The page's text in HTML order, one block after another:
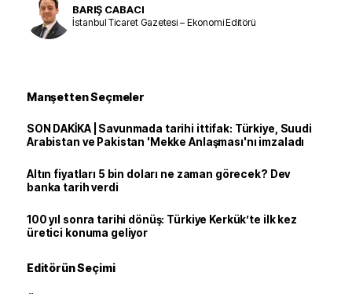
BARIŞ CABACI
İstanbul Ticaret Gazetesi – Ekonomi Editörü
Manşetten Seçmeler
SON DAKİKA | Savunmada tarihi ittifak: Türkiye, Suudi
Arabistan ve Pakistan 'Mekke Anlaşması'nı imzaladı
Altın fiyatları 5 bin doları ne zaman görecek? Dev
banka tarih verdi
100 yıl sonra tarihi dönüş: Türkiye Kerkük’te ilk kez
üretici konuma geliyor
Editörün Seçimi